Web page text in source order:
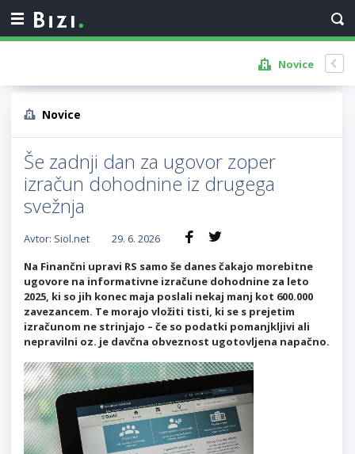
Novice
Novice
Še zadnji dan za ugovor zoper
izračun dohodnine iz drugega
svežnja
Avtor: Siol.net
29. 6. 2026
Na Finančni upravi RS samo še danes čakajo morebitne
ugovore na informativne izračune dohodnine za leto
2025, ki so jih konec maja poslali nekaj manj kot 600.000
zavezancem. Te morajo vložiti tisti, ki se s prejetim
izračunom ne strinjajo – če so podatki pomanjkljivi ali
nepravilni oz. je davčna obveznost ugotovljena napačno.